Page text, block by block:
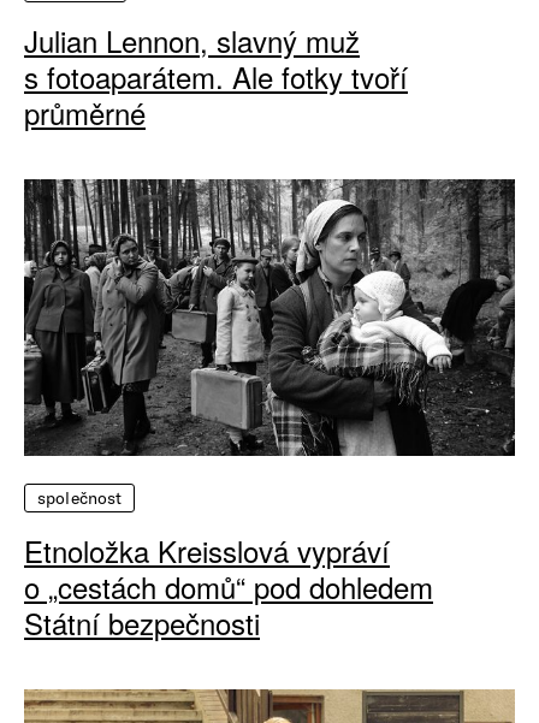
Julian Lennon, slavný muž
s fotoaparátem. Ale fotky tvoří
průměrné
společnost
Etnoložka Kreisslová vypráví
o „cestách domů“ pod dohledem
Státní bezpečnosti